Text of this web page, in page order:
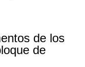
de los
de